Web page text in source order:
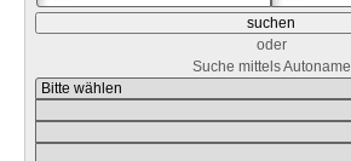
oder
Suche mittels Autoname